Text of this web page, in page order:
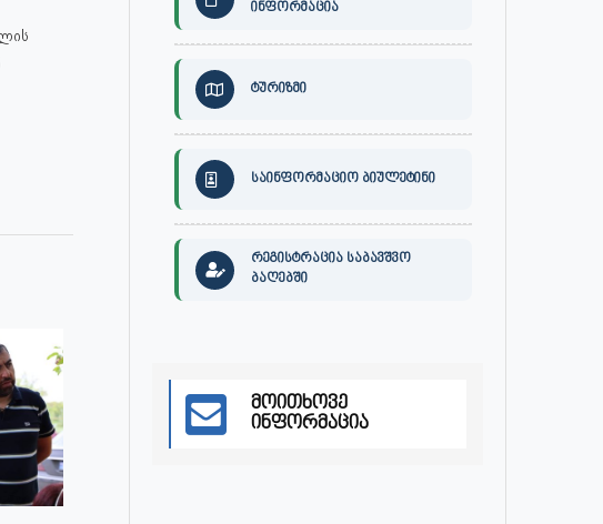
ინფორმაცია
ტურიზმი
საინფორმაციო ბიულეტინი
რეგისტრაცია საბავშვო
ბაღებში
მოითხოვე
ინფორმაცია